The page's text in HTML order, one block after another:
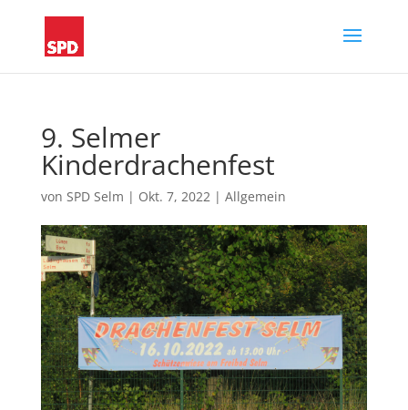
9. Selmer
Kinderdrachenfest
von SPD Selm | Okt. 7, 2022| Allgemein